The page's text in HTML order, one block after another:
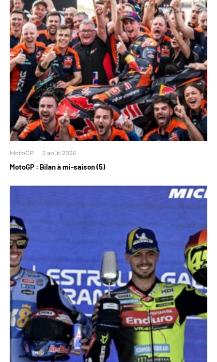
MotoGP · 3 août 2026
MotoGP : Bilan à mi-saison (5)